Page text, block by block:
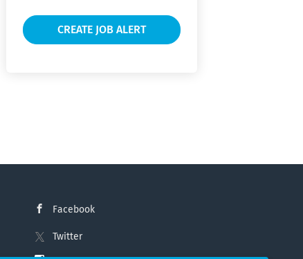
Facebook
Twitter